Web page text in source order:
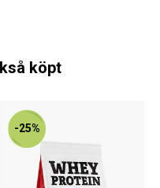
köpt
-25%